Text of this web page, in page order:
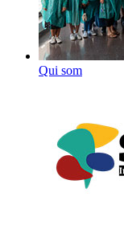
Qui som